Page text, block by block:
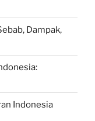
Dampak,
Indonesia